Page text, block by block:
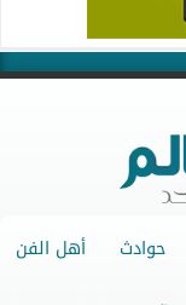
حوادث أهل الفن